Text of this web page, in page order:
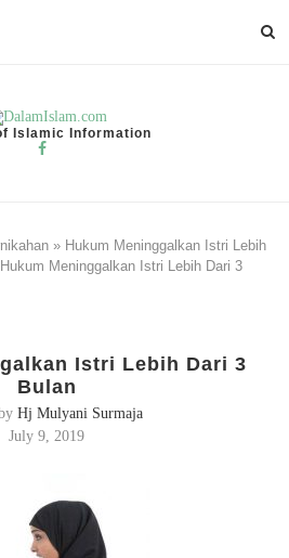
Islamic Information
» Hukum Meninggalkan Istri Lebih
Hukum Meninggalkan Istri Lebih Dari 3
Istri Lebih Dari 3
Bulan
Hj Mulyani Surmaja
July 9, 2019